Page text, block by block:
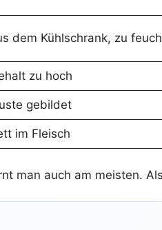
dem Kühlschrank, zu
zu hoch
gebildet
im Fleisch
man auch am meisten.